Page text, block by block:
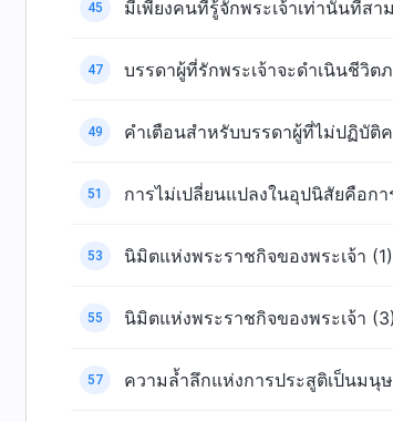
45 มีเพียงคนที่รู้จักพระเจ้าเท่านั้นที่สา
47 บรรดาผู้ที่รักพระเจ้าจะดำเนินชีวิ
49 คำเตือนสำหรับบรรดาผู้ที่ไม่ปฏิบัติ
51 การไม่เปลี่ยนแปลงในอุปนิสัยคือกา
53 นิมิตแห่งพระราชกิจของพระเจ้า (1)
55 นิมิตแห่งพระราชกิจของพระเจ้า (3)
57 ความล้ำลึกแห่งการประสูติเป็นมนุ